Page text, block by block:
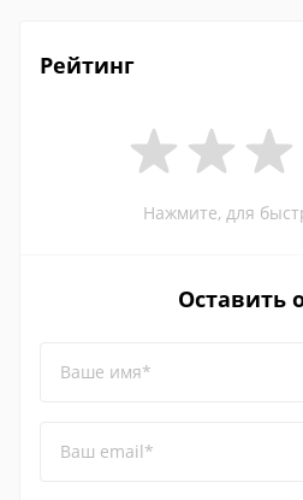
Рейтинг
Нажмите, для
Оставить
Ваше имя*
Ваш email*